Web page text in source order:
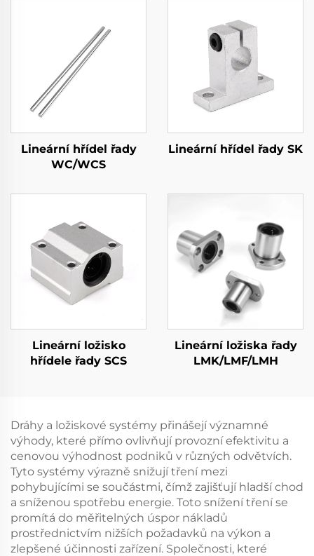
Lineární hřídel řady
WC/WCS
Lineární hřídel řady SK
Lineární ložisko
hřídele řady SCS
Lineární ložiska řady
LMK/LMF/LMH
Dráhy a ložiskové systémy přinášejí významné
výhody, které přímo ovlivňují provozní efektivitu a
cenovou výhodnost podniků v různých odvětvích.
Tyto systémy výrazně snižují tření mezi
pohybujícími se součástmi, čímž zajišťují hladší chod
a sníženou spotřebu energie. Toto snížení tření se
promítá do měřitelných úspor nákladů
prostřednictvím nižších požadavků na výkon a
zlepšené účinnosti zařízení. Společnosti, které